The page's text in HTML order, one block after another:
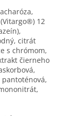
12
citrát
s chrómom,
čierneho